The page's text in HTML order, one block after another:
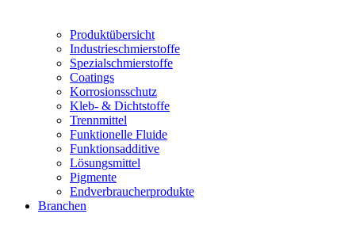
Produktübersicht
Industrieschmierstoffe
Spezialschmierstoffe
Coatings
Korrosionsschutz
Kleb- & Dichtstoffe
Trennmittel
Funktionelle Fluide
Funktionsadditive
Lösungsmittel
Pigmente
Endverbraucherprodukte
Branchen